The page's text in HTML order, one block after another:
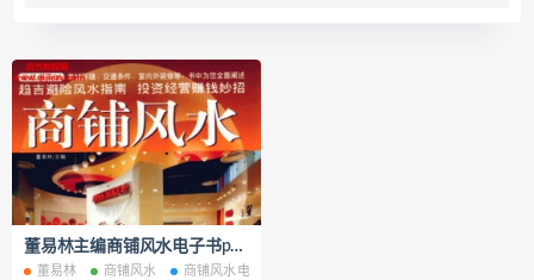
六爻万象答疑全书
道家八字化解指导册下载
道家八字化解指导册网盘
道家八字化解指导册pdf
道家八字化解指导册电子书
道家八字化解指导册
董易林主编商铺风水电子书pdf百度网盘下载学习
董易林 商铺风水 商铺风水电子书